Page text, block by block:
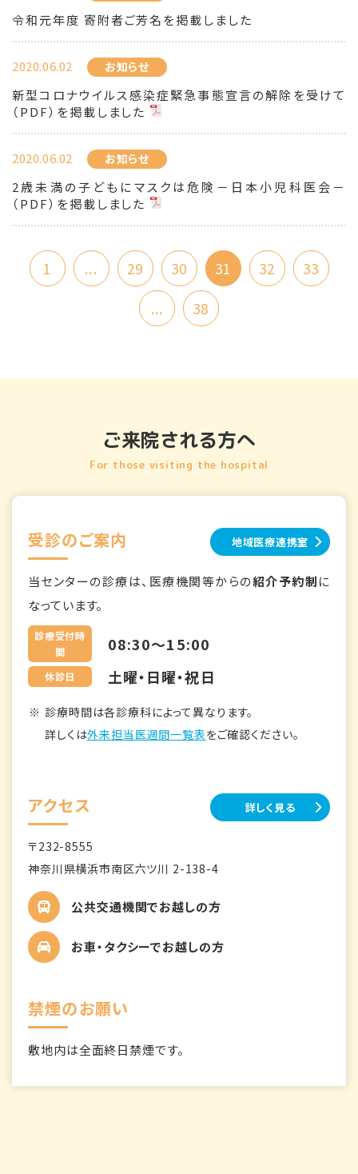
令和元年度 寄附者ご芳名を掲載しました
2020.06.02 お知らせ
新型コロナウイルス感染症緊急事態宣言の解除を受けて
（PDF）を掲載しました
2020.06.02 お知らせ
2歳未満の子どもにマスクは危険－日本小児科医会－
（PDF）を掲載しました
1 ... 29 30 31 32
33
...
38
ご来院される方へ
For those visiting the hospital
受診のご案内 地域医療連携室
当センターの診療は、医療機関等からの紹介予約制に
なっています。
診療受付時
間
08:30～15:00
休診日 土曜・日曜・祝日
診療時間は各診療科によって異なります。
詳しくは外来担当医週間一覧表をご確認ください。
アクセス 詳しく見る
〒232-8555
神奈川県横浜市南区六ツ川 2-138-4
公共交通機関でお越しの方
お車・タクシーでお越しの方
禁煙のお願い
敷地内は全面終日禁煙です。